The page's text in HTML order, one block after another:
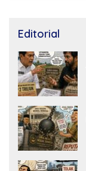
Editorial